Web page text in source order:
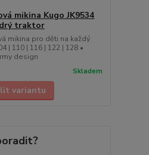
mikina Kugo JK9534
traktor
mikina pro děti na každý
| 110 | 116 | 122 | 128 •
design
Skladem
variantu